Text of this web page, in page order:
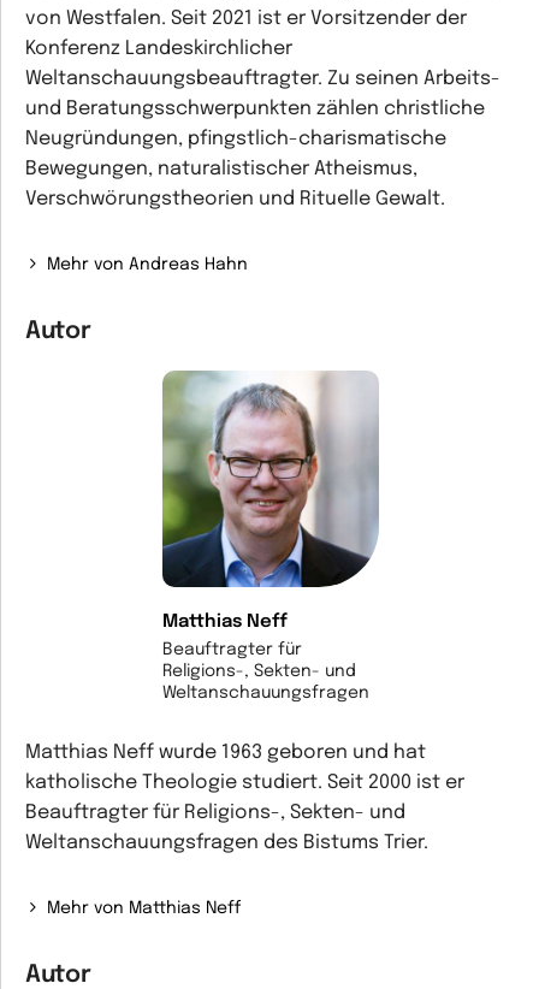
von Westfalen. Seit 2021 ist er Vorsitzender der
Konferenz Landeskirchlicher
Weltanschauungsbeauftragter. Zu seinen Arbeits-
und Beratungsschwerpunkten zählen christliche
Neugründungen, pfingstlich-charismatische
Bewegungen, naturalistischer Atheismus,
Verschwörungstheorien und Rituelle Gewalt.
Mehr von Andreas Hahn
Autor
Matthias Neff
Beauftragter für
Religions-, Sekten- und
Weltanschauungsfragen
Matthias Neff wurde 1963 geboren und hat
katholische Theologie studiert. Seit 2000 ist er
Beauftragter für Religions-, Sekten- und
Weltanschauungsfragen des Bistums Trier.
Mehr von Matthias Neff
Autor